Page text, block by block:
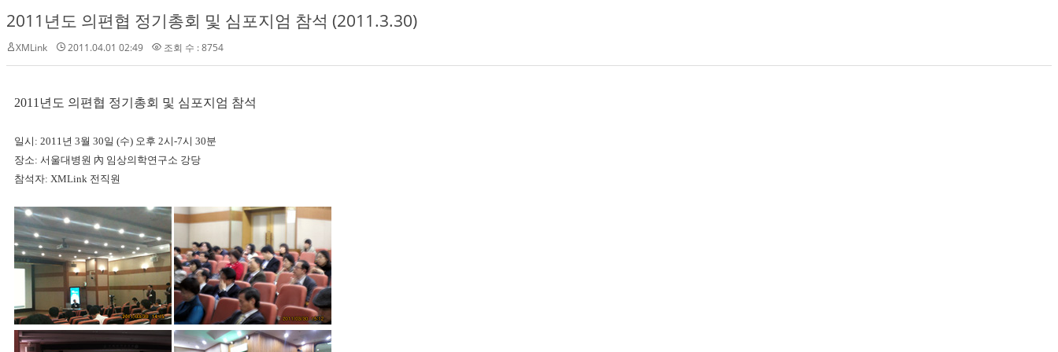
2011년도 의편협 정기총회 및 심포지엄 참석 (2011.3.30)
XMLink 2011.04.01 02:49 조회 수 : 8754
2011년도 의편협 정기총회 및 심포지엄 참석
일시: 2011년 3월 30일 (수) 오후 2시-7시 30분
장소: 서울대병원 內 임상의학연구소 강당
참석자: XMLink 전직원